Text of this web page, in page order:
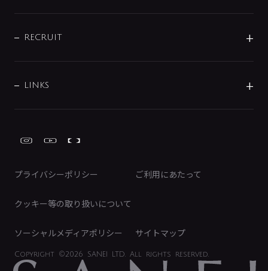
Copyright ©2026 SANEI LTD. All rights reserved.
プライバシーポリシー ご利用にあたって
クッキー等の取り扱いについて
ソーシャルメディアポリシー サイトマップ
バス・空調周辺用品
トイレ周辺用品
事業所案内
データダウンロード
みらいエコ住宅2026事業
IRニュース
IRライブラリ
電子公告
RECRUIT
募集要項
LINKS